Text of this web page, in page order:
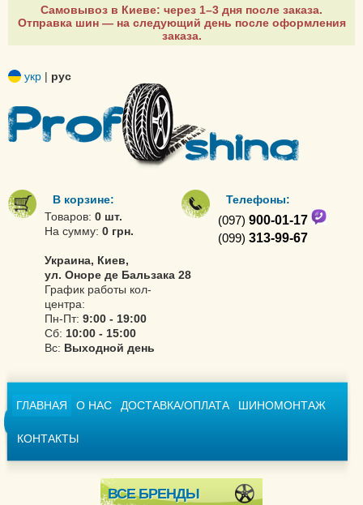
Самовывоз в Киеве: через 1–3 дня после заказа.
Отправка шин — на следующий день после оформления
заказа.
укр | рус
В корзине:
Товаров: 0 шт.
На сумму: 0 грн.
Украина, Киев,
ул. Оноре де Бальзака 28
График работы кол-
центра:
Пн-Пт: 9:00 - 19:00
Сб: 10:00 - 15:00
Вс: Выходной день
Телефоны:
(097) 900-01-17
(099) 313-99-67
ГЛАВНАЯ О НАС ДОСТАВКА/ОПЛАТА ШИНОМОНТАЖ
КОНТАКТЫ
ВСЕ БРЕНДЫ